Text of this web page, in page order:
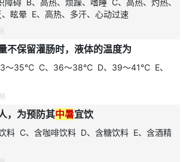
眩晕 E、高热、多汗、心动过速
不保留灌肠时，液体的温度为
～35℃ C、36～38℃ D、39～41℃ E、
，为预防其中暑宜饮
料 C、含咖啡饮料 D、含糖饮料 E、含酒精